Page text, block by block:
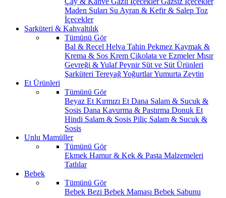
Maden Suları Su Ayran & Kefir & Salep Toz
İçecekler
Şarküteri & Kahvaltılık
Tümünü Gör
Bal & Reçel Helva Tahin Pekmez Kaymak &
Krema & Sos Krem Çikolata ve EzmelerMısır
Gevreği & YulafPeynir Süt ve Süt Ürünleri
Şarküteri TereyağYoğurtlarYumurta Zeytin
Et Ürünleri
Tümünü Gör
Beyaz Et Kırmızı Et Dana Salam & Sucuk &
Sosis Dana Kavurma & Pastırma Donuk Et
Hindi Salam & Sosis Piliç Salam & Sucuk &
Sosis
Unlu Mamüller
Tümünü Gör
Ekmek Hamur & Kek & Pasta Malzemeleri
Tatlılar
Bebek
Tümünü Gör
Bebek Bezi Bebek Maması Bebek Sabunu